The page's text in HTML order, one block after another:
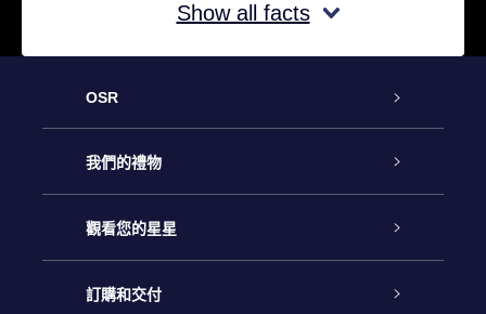
Show all facts
OSR
客戶服務
聯繫我們
博客
我們的禮物
Online Star禮物
OSR禮物包
觀看您的星星
星星注册
訂購和交付